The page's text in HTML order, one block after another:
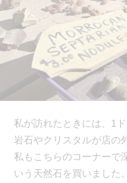
私が訪れたときには、1
岩石やクリスタルが店の
私もこちらのコーナーで
いう天然石を買いました。